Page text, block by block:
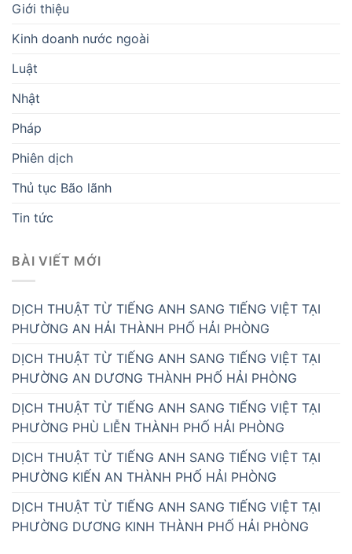
Giới thiệu
Kinh doanh nước ngoài
Luật
Nhật
Pháp
Phiên dịch
Thủ tục Bão lãnh
Tin tức
BÀI VIẾT MỚI
DỊCH THUẬT TỪ TIẾNG ANH SANG TIẾNG VIỆT TẠI
PHƯỜNG AN HẢI THÀNH PHỐ HẢI PHÒNG
DỊCH THUẬT TỪ TIẾNG ANH SANG TIẾNG VIỆT TẠI
PHƯỜNG AN DƯƠNG THÀNH PHỐ HẢI PHÒNG
DỊCH THUẬT TỪ TIẾNG ANH SANG TIẾNG VIỆT TẠI
PHƯỜNG PHÙ LIỄN THÀNH PHỐ HẢI PHÒNG
DỊCH THUẬT TỪ TIẾNG ANH SANG TIẾNG VIỆT TẠI
PHƯỜNG KIẾN AN THÀNH PHỐ HẢI PHÒNG
DỊCH THUẬT TỪ TIẾNG ANH SANG TIẾNG VIỆT TẠI
PHƯỜNG DƯƠNG KINH THÀNH PHỐ HẢI PHÒNG